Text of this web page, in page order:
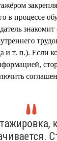
в процессе
и т. п.). Если